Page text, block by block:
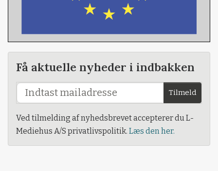
Få aktuelle nyheder i indbakken
Tilmeld
Ved tilmelding af nyhedsbrevet accepterer du L-
Mediehus A/S privatlivspolitik. Læs den her.